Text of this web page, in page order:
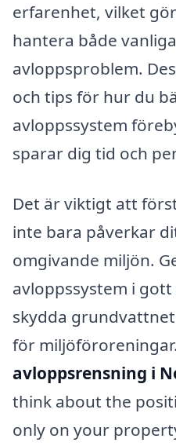
erfarenhet, vilket
hantera både
avloppsproblem.
och tips för hur du
avloppssystem
sparar dig tid och
Det är viktigt att
inte bara påverkar
omgivande miljön.
avloppssystem i
skydda
för
avloppsrensning i
think about the
only on your